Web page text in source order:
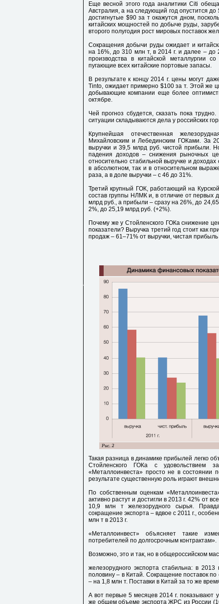
Еще весной этого года аналитики Citi
Австралия, а на следующий год опустится
достигнутые $90 за т окажутся дном,
китайских мощностей по добыче руды,
второго полугодия рост мировых поставок
Сокращения добычи руды ожидает и
на 16%, до 310 млн т, в 2014 г. и далее –
производства в китайской металлургии
пугающие всех китайские портовые запасы.
В результате к концу 2014 г. цены могут
Tinto, ожидает примерно $100 за т. Этой же
добывающие компании еще более
октябре.
Чей прогноз сбудется, сказать пока
ситуации складываются дела у российских
Крупнейшая отечественная
Михайловским и Лебединским ГОКами. За
выручки и 39,5 млрд руб. чистой прибыли.
падения доходов – снижения рыночных
относительно стабильной выручке и
в абсолютном, так и в относительном
раза, а в доле выручки – с 46 до 31%.
Третий крупный ГОК, работающий на
состав группы НЛМК и, в отличие от первых
млрд руб., а прибыли – сразу на 26%, до
2%, до 25,19 млрд руб. (+2%).
Почему же у Стойленского ГОКа снижение
показатели? Выручка третий год стоит как
продаж – 61–71% от выручки, чистая
Такая разница в динамике прибылей легко
Стойленского ГОКа с удовольствием
«Металлоинвеста» просто не в состоянии
результате существенную роль играют
По собственным оценкам
активно растут и достигли в 2013 г. 42% от
10,9 млн т железорудного сырья.
сокращение экспорта – вдвое с 2011 г.,
млн т в 2013 г.
«Металлоинвест» объясняет такие
потребителей по долгосрочным контрактам».
Возможно, это и так, но в общероссийском
железорудного экспорта стабильна: в
половину – в Китай. Сокращение поставок по
– на 1,8 млн т. Поставки в Китай за то же
А вот первые 5 месяцев 2014 г.
же общем объеме экспорта ЖРС из России